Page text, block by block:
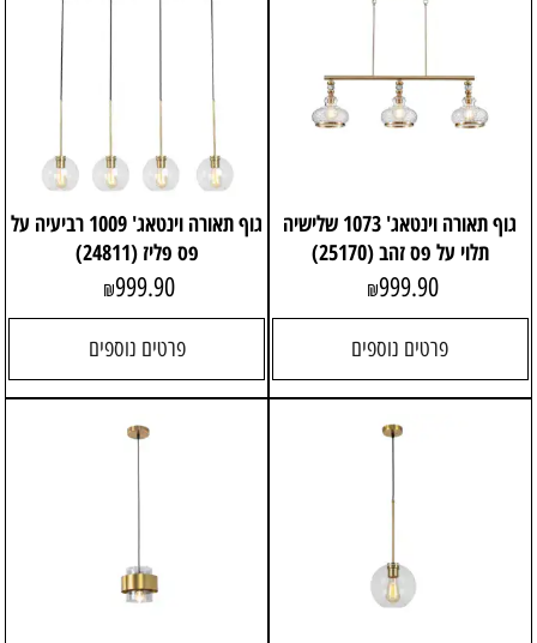
גוף תאורה וינטאג' 1073 שלישיה
תלוי על פס זהב (25170)
₪999.90
פרטים נוספים
גוף תאורה וינטאג' 1009 רביעיה על
פס פליז (24811)
₪999.90
פרטים נוספים